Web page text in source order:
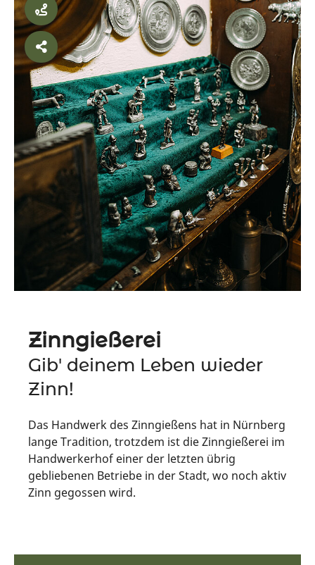
Zinngießerei
Gib' deinem Leben wieder
Zinn!
Das Handwerk des Zinngießens hat in Nürnberg
lange Tradition, trotzdem ist die Zinngießerei im
Handwerkerhof einer der letzten übrig
gebliebenen Betriebe in der Stadt, wo noch aktiv
Zinn gegossen wird.